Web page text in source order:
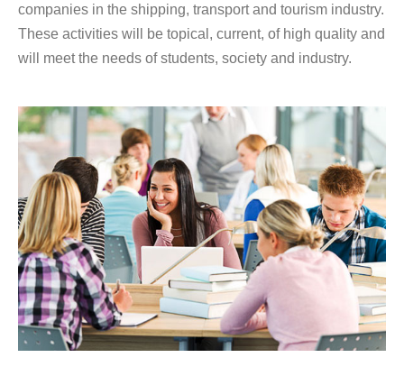
companies in the shipping, transport and tourism industry.
These activities will be topical, current, of high quality and
will meet the needs of students, society and industry.